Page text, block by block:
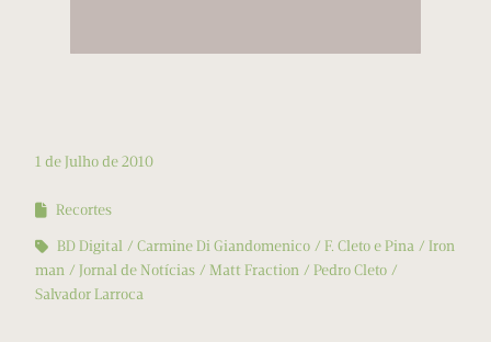
1 de Julho de 2010
Recortes
BD Digital
Carmine Di Giandomenico F. Cleto e Pina
Iron
man
Jornal de Notícias Matt Fraction
Pedro Cleto
Salvador Larroca